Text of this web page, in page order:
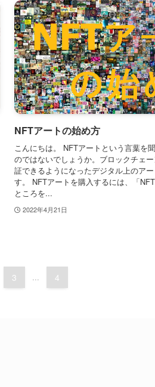
NFTアートの始め方
こんにちは。 NFTアートという言葉を
のではないでしょうか。ブロックチェ
証できるようになったデジタル上のア
す。 NFTアートを購入するには、「
ところを...
2022年4月21日
3 ... 4